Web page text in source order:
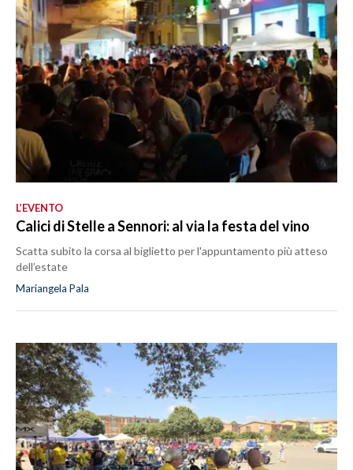
L’EVENTO
Calici di Stelle a Sennori: al via la festa del vino
Scatta subito la corsa al biglietto per l'appuntamento più atteso
dell’estate
Mariangela Pala